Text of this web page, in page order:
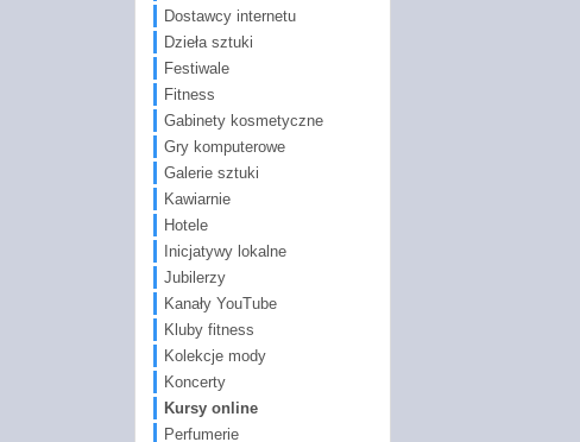
Dostawcy internetu
Dzieła sztuki
Festiwale
Fitness
Gabinety kosmetyczne
Gry komputerowe
Galerie sztuki
Kawiarnie
Hotele
Inicjatywy lokalne
Jubilerzy
Kanały YouTube
Kluby fitness
Kolekcje mody
Koncerty
Kursy online
Perfumerie